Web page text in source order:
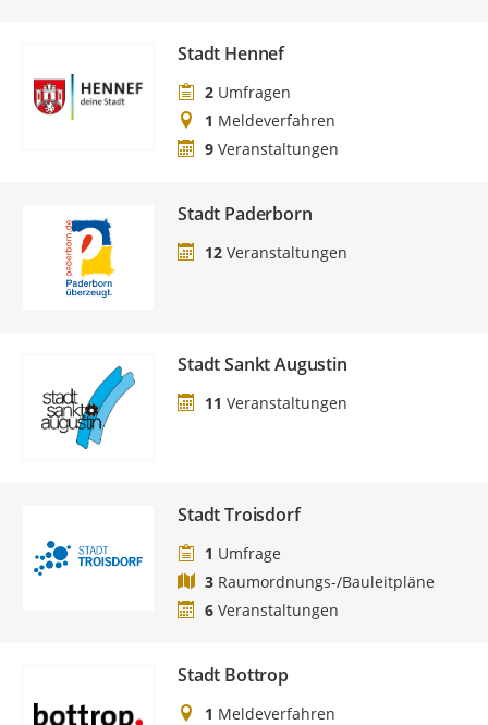
Stadt Hennef
2 Umfragen
1 Meldeverfahren
9 Veranstaltungen
Stadt Paderborn
12 Veranstaltungen
Stadt Sankt Augustin
11 Veranstaltungen
Stadt Troisdorf
1 Umfrage
3 Raumordnungs-/Bauleitpläne
6 Veranstaltungen
Stadt Bottrop
1 Meldeverfahren